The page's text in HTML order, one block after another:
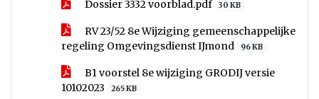
Dossier 3332 voorblad.pdf
30 KB
RV 23/52 8e Wijziging gemeenschappelijke
regeling Omgevingsdienst IJmond
96 KB
B1 voorstel 8e wijziging GRODIJ versie
10102023
265 KB